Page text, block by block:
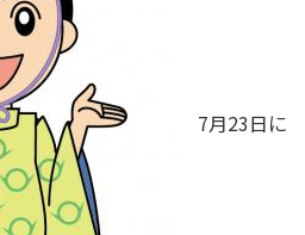
7月23日に